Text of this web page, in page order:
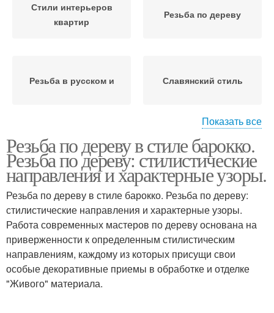
Стили интерьеров
квартир
Резьба по дереву
Резьба в русском и Славянский стиль
Русский стиль Геометрическая резьба
Инструменты для
резьбы
Стамески для резьбы
Показать все
Резьба по дереву в стиле барокко.
Резьба по дереву: стилистические
направления и характерные узоры.
Резьба по дереву в стиле барокко. Резьба по дереву:
стилистические направления и характерные узоры.
Работа современных мастеров по дереву основана на
приверженности к определенным стилистическим
направлениям, каждому из которых присущи свои
особые декоративные приемы в обработке и отделке
"Живого" материала.